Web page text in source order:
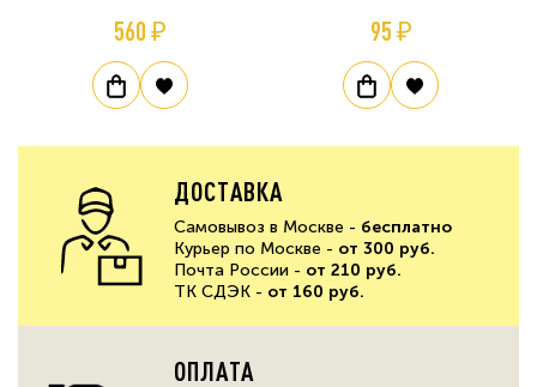
560 ₽ 95 ₽
ДОСТАВКА
Самовывоз в Москве - бесплатно
Курьер по Москве - от 300 руб.
Почта России - от 210 руб.
ТК СДЭК - от 160 руб.
ОПЛАТА